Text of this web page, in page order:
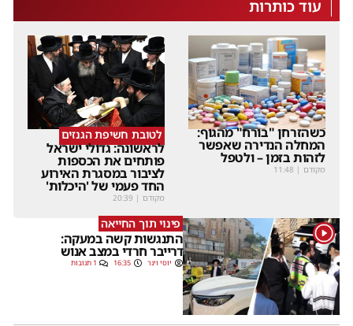
עוד כותרות
כשהזרחן "בורח" מהגוף:
המחלה הנדירה שאפשר
לזהות בזמן – ולטפל
מקודם |
11:48
לטובת חשיפת הגנזים
לראשונה: גדולי ישראל
פותחים את הכספות
לציבור במסגרת האירוע
החד פעמי של 'היכלות'
מקודם |
20:39
1 פינוי תוך החייאה
התנגשות קשה במעקה:
דרייבר חרדי במצב אנוש
יוסי וינר 16:35 1 תגובות